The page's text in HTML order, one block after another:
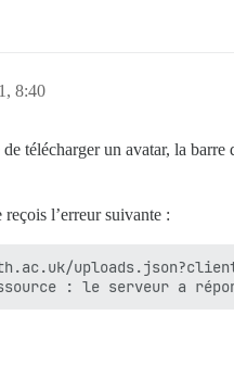
8:40
télécharger un avatar, la
l’erreur suivante :